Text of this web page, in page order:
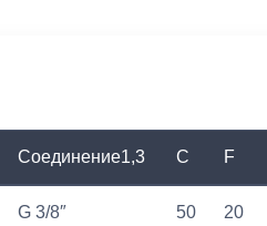
Соединение1,3 C F
G 3/8″ 50 20